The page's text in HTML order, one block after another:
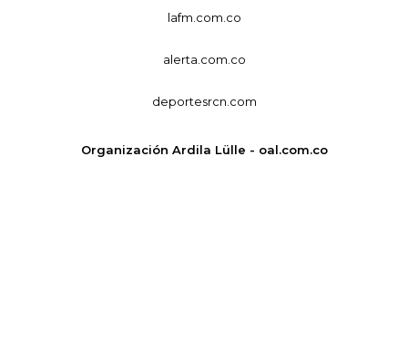
lafm.com.co
alerta.com.co
deportesrcn.com
Organización Ardila Lülle - oal.com.co